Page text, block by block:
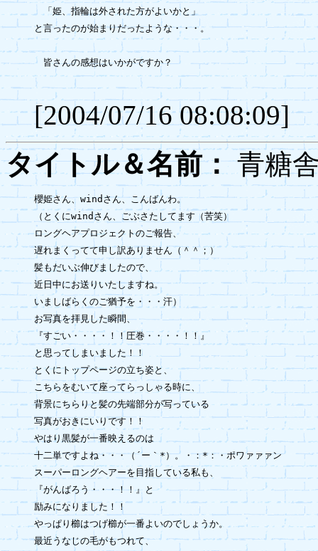
「姫、指輪は外された方がよいかと」
と言ったのが始まりだったような・・・。
皆さんの感想はいかがですか？
[2004/07/16 08:08:09]
タイトル＆名前：青糖
櫻姫さん、windさん、こんばんわ。
（とくにwindさん、ごぶさたしてます（苦笑）
ロングヘアプロジェクトのご報告、
遅れまくってて申し訳ありません（＾＾；）
髪もだいぶ伸びましたので、
近日中にお送りいたしますね。
いましばらくのご猶予を・・・汗）
お写真を拝見した瞬間、
『すごい・・・・！！圧巻・・・・！！』
と思ってしまいました！！
とくにトップページの立ち姿と、
こちらをむいて座ってらっしゃる時に、
背景にちらりと髪の先端部分が写っている
写真がおきにいりです！！
やはり黒髪が一番映えるのは
十二単ですよね・・・（´ー｀*）。・：*：・ポワァァァン
スーパーロングヘアーを目指している私も、
『がんばろう・・・！！』と
励みになりました！！
やっぱり櫛はつげ櫛が一番よいのでしょうか。
最近うなじの毛がもつれて、